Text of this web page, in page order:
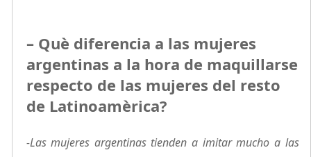
– Què diferencia a las mujeres
argentinas a la hora de maquillarse
respecto de las mujeres del resto
de Latinoamèrica?
-Las mujeres argentinas tienden a imitar mucho a las